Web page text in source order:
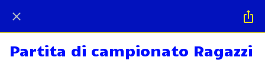
Partita di campionato Ragazzi